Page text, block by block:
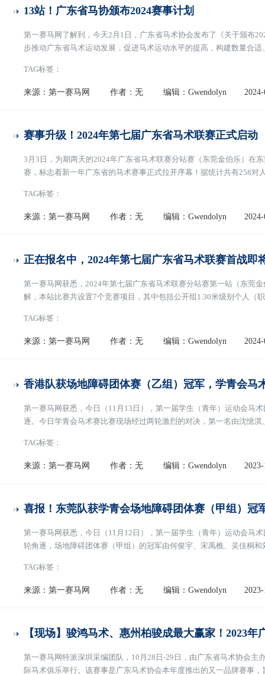
13站！广东省马协颁布2024赛事计划
第一赛马网了解到，今天2月1日，广东省马术协会发布了《关于颁布
步推动广东省马术运动发展，促进马术运动水平的提高，构建数量合
广东省马术联赛积分赛9站，广东省U系
TAG标签：
来源：第一赛马网 作者：无 编辑：Gwendolyn
赛事升级！2024年第七届广东省马术联赛正式启动
3月3日，为期两天的2024年广东省马术联赛分站赛（东莞金伯乐）在
赛，标志着新一年广东省的马术赛事正式拉开序幕！据统计共有258对
TAG标签：
来源：第一赛马网 作者：无 编辑：Gwendolyn
正在报名中，2024年第七届广东省马术联赛首战即
第一赛马网获悉，2024年第七届广东省马术联赛分站赛第一站（东莞
解，本站比赛共设置7个竞赛项目，其中包括公开组1.30米级别个人（
文]
TAG标签：
来源：第一赛马网 作者：无 编辑：Gwendolyn
香港队获场地障碍团体赛（乙组）冠军，学青会马
第一赛马网获悉，今日（11月13日），第一届学生（青年）运动会马
逐。今日学青会马术赛比赛现场经过两轮激烈的对决，第一名由沈憶
成的东莞市以11罚分囊获。至此，第一届学生（青年
TAG标签：
来源：第一赛马网 作者：无 编辑：Gwendolyn
喜报！东莞队获学青会场地障碍团体赛（甲组）冠
第一赛马网获悉，今日（11月12日），第一届学生（青年）运动会马
轮角逐，场地障碍团体赛（甲组）的冠军由何俊宇、宋禹樵、吴佳桐
终，由朱安安、植德、巴亚斯古楞和董玫萱组成的
TAG标签：
来源：第一赛马网 作者：无 编辑：Gwendolyn
【现场】骏鸿马术、惠州柏骏成最大赢家！2023
第一赛马网特派深圳采编团队，10月28日-29日，由广东省马术协会
际马术俱乐举行。该赛事是广东马术协会本年度推出的又一品牌赛事